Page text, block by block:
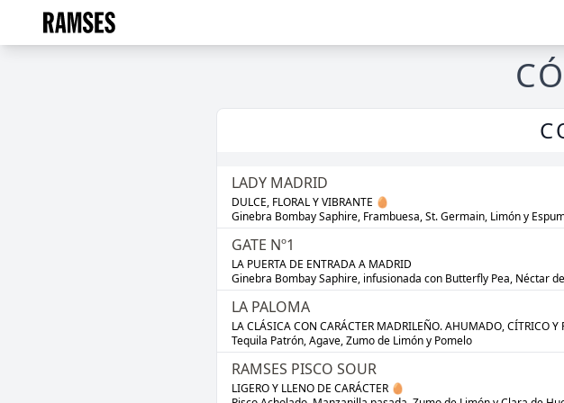
LADY MADRID
DULCE, FLORAL Y VIBRANTE 🥚
Ginebra Bombay Saphire, Frambuesa, St. Germain, Limón y
GATE Nº1
LA PUERTA DE ENTRADA A MADRID
Ginebra Bombay Saphire, infusionada con Butterfly Pea, Néctar
LA PALOMA
LA CLÁSICA CON CARÁCTER MADRILEÑO. AHUMADO, CÍTRICO Y
Tequila Patrón, Agave, Zumo de Limón y Pomelo
RAMSES PISCO SOUR
LIGERO Y LLENO DE CARÁCTER 🥚